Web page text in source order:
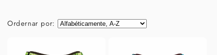
c
Ordernar por: